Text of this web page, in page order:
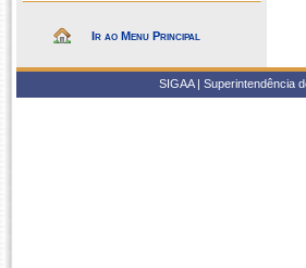
Ir ao Menu Principal
SIGAA | Superintendência